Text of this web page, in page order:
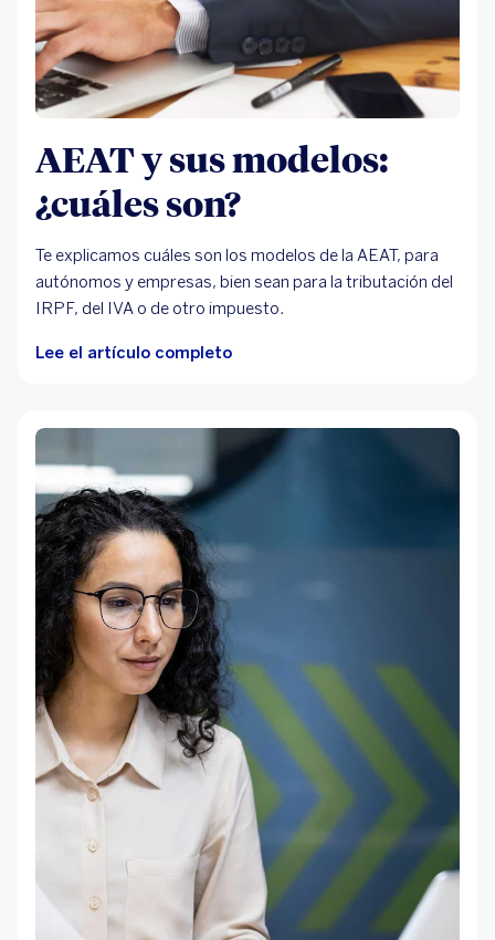
AEAT y sus modelos:
¿cuáles son?
Te explicamos cuáles son los modelos de la AEAT, para
autónomos y empresas, bien sean para la tributación del
IRPF, del IVA o de otro impuesto.
Lee el artículo completo